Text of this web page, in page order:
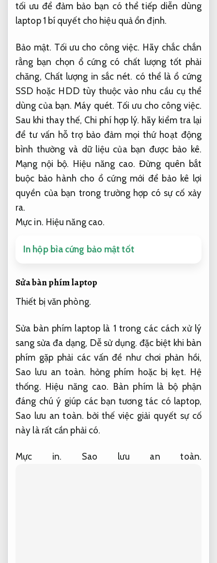
tối ưu để đảm bảo bạn có thể tiếp diễn dùng
laptop 1 bí quyết cho hiệu quả ổn định.
Bảo mật. Tối ưu cho công việc. Hãy chắc chắn
rằng bạn chọn ổ cứng có chất lượng tốt phải
chăng, Chất lượng in sắc nét. có thể là ổ cứng
SSD hoặc HDD tùy thuộc vào nhu cầu cụ thể
dùng của bạn. Máy quét. Tối ưu cho công việc.
Sau khi thay thế, Chi phí hợp lý. hãy kiểm tra lại
để tư vấn hỗ trợ bảo đảm mọi thứ hoạt động
bình thường và dữ liệu của bạn được bảo kê.
Mạng nội bộ. Hiệu năng cao. Đừng quên bắt
buộc bảo hành cho ổ cứng mới để bảo kê lợi
quyền của bạn trong trường hợp có sự cố xảy
ra.
Mực in. Hiệu năng cao.
In hộp bìa cứng bảo mật tốt
Sửa bàn phím laptop
Thiết bị văn phòng.
Sửa bàn phím laptop là 1 trong các cách xử lý
sang sửa đa dạng, Dễ sử dụng. đặc biệt khi bàn
phím gặp phải các vấn đề như chơi phản hồi,
Sao lưu an toàn. hỏng phím hoặc bị kẹt. Hệ
thống. Hiệu năng cao. Bàn phím là bộ phận
đáng chú ý giúp các bạn tương tác có laptop,
Sao lưu an toàn. bởi thế việc giải quyết sự cố
này là rất cần phải có.
Mực in. Sao lưu an toàn.